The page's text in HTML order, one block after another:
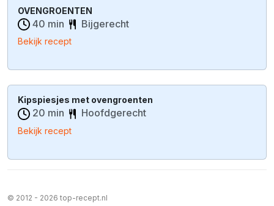
OVENGROENTEN
40 min Bijgerecht
Bekijk recept
Kipspiesjes met ovengroenten
20 min Hoofdgerecht
Bekijk recept
© 2012 - 2026 top-recept.nl